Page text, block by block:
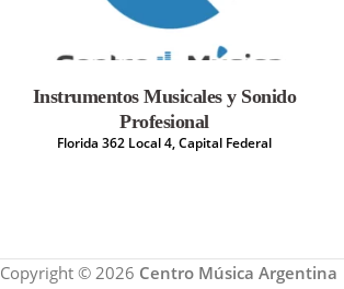
Instrumentos Musicales y Sonido
Profesional
Florida 362 Local 4, Capital Federal
Copyright © 2026 Centro Música Argentina